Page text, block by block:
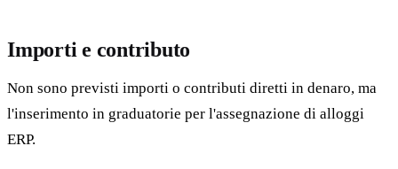
Importi e contributo
Non sono previsti importi o contributi diretti in denaro, ma
l'inserimento in graduatorie per l'assegnazione di alloggi
ERP.